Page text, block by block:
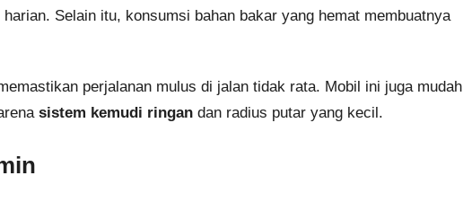
Selain itu, konsumsi bahan bakar yang hemat membuatnya
perjalanan mulus di jalan tidak rata. Mobil ini juga mudah
sistem kemudi ringan dan radius putar yang kecil.